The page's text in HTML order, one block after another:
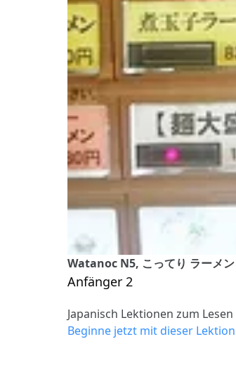
Watanoc N5, こってり ラー
Anfänger 2
Japanisch Lektionen zum
Beginne jetzt mit dieser Lektion